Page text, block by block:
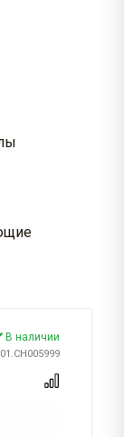
В наличии